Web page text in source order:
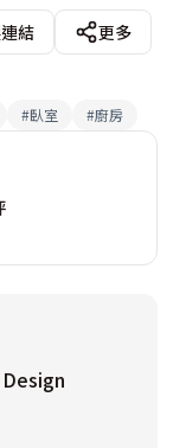
結
更多
#臥室 #廚房